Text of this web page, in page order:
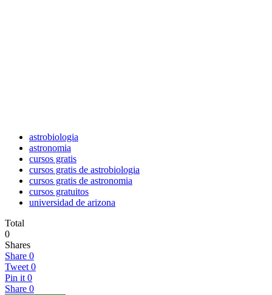
astrobiologia
astronomia
cursos gratis
cursos gratis de astrobiologia
cursos gratis de astronomia
cursos gratuitos
universidad de arizona
Total
0
Shares
Share 0
Tweet 0
Pin it 0
Share 0